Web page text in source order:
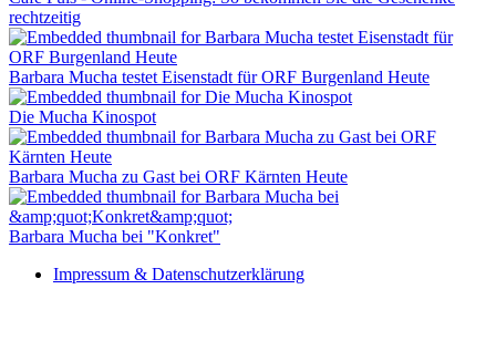
rechtzeitig
Barbara Mucha testet Eisenstadt für ORF Burgenland Heute
Die Mucha Kinospot
Barbara Mucha zu Gast bei ORF Kärnten Heute
Barbara Mucha bei "Konkret"
Impressum & Datenschutzerklärung